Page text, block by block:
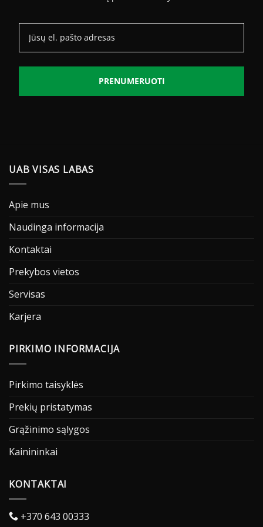
PRENUMERUOTI
UAB VISAS LABAS
Apie mus
Naudinga informacija
Kontaktai
Prekybos vietos
Servisas
Karjera
PIRKIMO INFORMACIJA
Pirkimo taisyklės
Prekių pristatymas
Grąžinimo sąlygos
Kainininkai
KONTAKTAI
+370 643 00333